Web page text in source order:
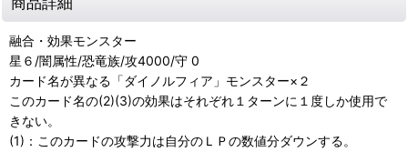
融合・効果モンスター
星６/闇属性/恐竜族/攻4000/守 0
カード名が異なる「ダイノルフィア」モンスター×２
このカード名の(2)(3)の効果はそれぞれ１ターンに１度しか使用で
きない。
(1)：このカードの攻撃力は自分のＬＰの数値分ダウンする。